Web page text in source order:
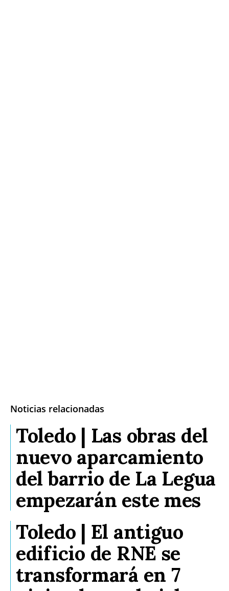
Noticias relacionadas
Toledo | Las obras del
nuevo aparcamiento
del barrio de La Legua
empezarán este mes
Toledo | El antiguo
edificio de RNE se
transformará en 7